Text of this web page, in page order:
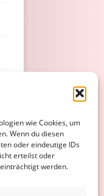
wie Cookies, um
Wenn du diesen
oder eindeutige IDs
erteilst oder
werden.